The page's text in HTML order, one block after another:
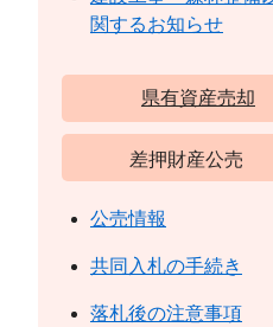
関するお知らせ
県有資産売却
差押財産公売
公売情報
共同入札の手続き
落札後の注意事項